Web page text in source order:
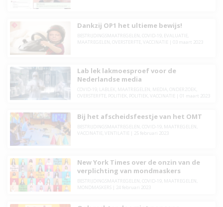
Dankzij OP1 het ultieme bewijs!
BESTRIJDINGSMAATREGELEN COVID-19, EVALUATIE
MAATREGELEN OVERSTERFTE VACCINATIE 03 maart 2023
Lab lek lakmoesproef voor de
Nederlandse media
COVID-19, LABLEK MAATREGELEN MEDIA ONDERZOEK
OVERSTERFTE
POLITIEK POLITIEK VACCINATIE 01 maart 2023
Bij het afscheidsfeestje van het OMT
BESTRIJDINGSMAATREGELEN COVID-19, MAATREGELEN
VACCINATIE
VENTILATIE 25 februari 2023
New York Times over de onzin van de
verplichting van mondmaskers
BESTRIJDINGSMAATREGELEN COVID-19, MAATREGELEN
MONDMASKERS| 24 februari 2023